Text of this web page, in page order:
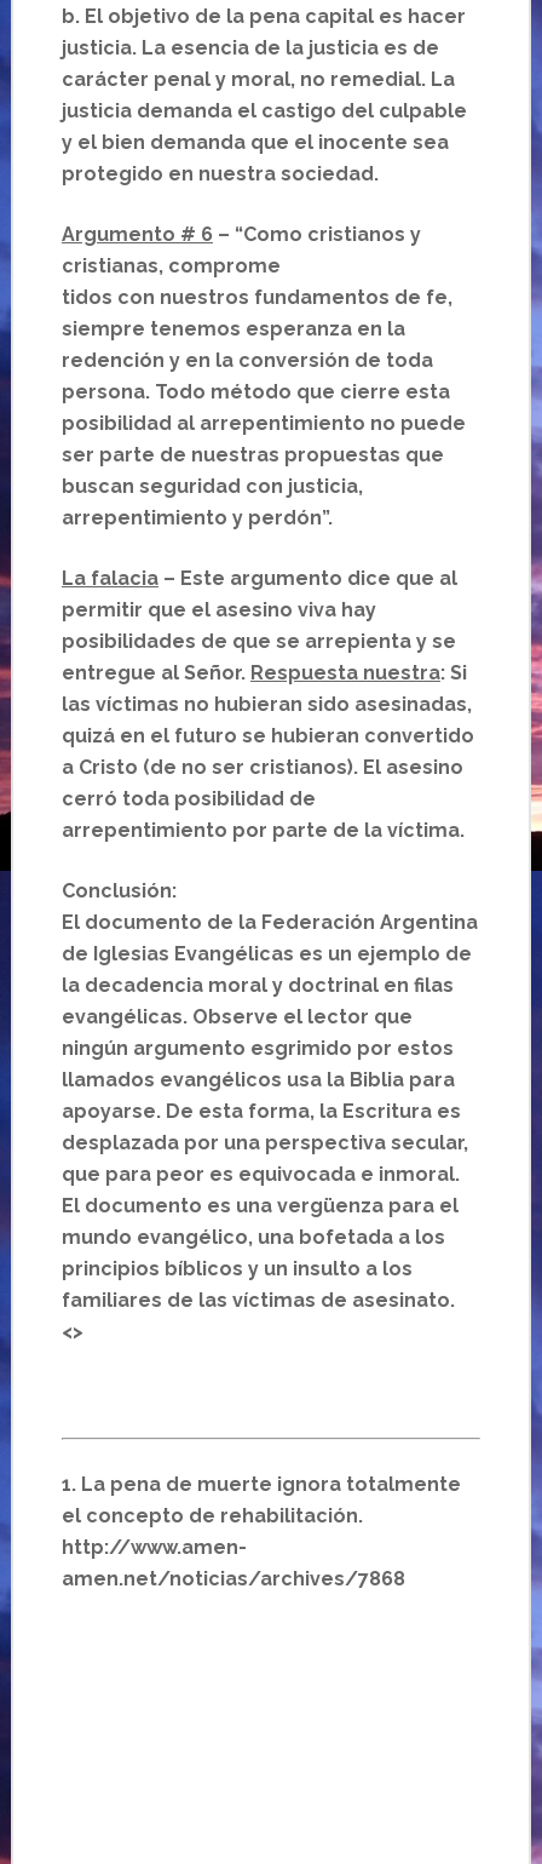
b.El objetivo de la pena capital es hacer
justicia. La esencia de la justicia es de
carácter penal y moral, no remedial. La
justicia demanda el castigo del culpable
y el bien demanda que el inocente sea
protegido en nuestra sociedad.
Argumento # 6 – “Como cristianos y
cristianas, comprome
tidos con nuestros fundamentos de fe,
siempre tenemos esperanza en la
redención y en la conversión de toda
persona. Todo método que cierre esta
posibilidad al arrepentimiento no puede
ser parte de nuestras propuestas que
buscan seguridad con justicia,
arrepentimiento y perdón”.
La falacia– Este argumento dice que al
permitir que el asesino viva hay
posibilidades de que se arrepienta y se
entregue al Señor. Respuesta nuestra: Si
las víctimas no hubieran sido asesinadas,
quizá en el futuro se hubieran convertido
a Cristo (de no ser cristianos). El asesino
cerró toda posibilidad de
arrepentimiento por parte de la víctima.
Conclusión:
El documento de la Federación Argentina
de Iglesias Evangélicas es un ejemplo de
la decadencia moral y doctrinal en filas
evangélicas. Observe el lector que
ningún argumento esgrimido por estos
llamados evangélicos usa la Biblia para
apoyarse. De esta forma, la Escritura es
desplazada por una perspectiva secular,
que para peor es equivocada e inmoral.
El documento es una vergüenza para el
mundo evangélico, una bofetada a los
principios bíblicos y un insulto a los
familiares de las víctimas de asesinato.
<>
1. La pena de muerte ignora totalmente
el concepto de rehabilitación.
http://www.amen-
amen.net/noticias/archives/7868